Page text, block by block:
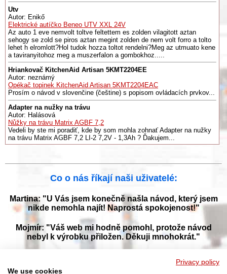
Utv
Autor: Enikő
Elektrické autíčko Beneo UTV XXL 24V
Az auto 1 eve nemvolt toltve feltettem es zolden vilagitott aztan
sehogy se zold se piros aztan megint zolden de nem volt forro a tolto
lehet h elromlott?Hol tudok hozza toltot rendelni?Meg az utmuato kene
a taviranyitohoz meg a muszerfalon a gombokhoz.....
Hriankovač KitchenAid Artisan 5KMT2204EE
Autor: neznámý
Opékač topinek KitchenAid Artisan 5KMT2204EAC
Prosím o návod v slovenčine (češtine) s popisom ovládacích prvkov...
Adapter na nužky na trávu
Autor: Halásová
Nůžky na trávu Matrix AGBF 7,2
Vedeli by ste mi poradiť, kde by som mohla zohnať Adapter na nužky
na trávu Matrix AGBF 7,2 LI-2 7,2V - 1,3Ah ? Ďakujem...
Co o nás říkají naši uživatelé:
Martina: "U Vás jsem konečně našla návod, který jsem
nikde nemohla najít! Naprostá spokojenost!"
Mojmír: "Váš web mi hodně pomohl, protože návod
nebyl k výrobku přiložen. Děkuji mnohokrát."
Privacy policy
We use cookies